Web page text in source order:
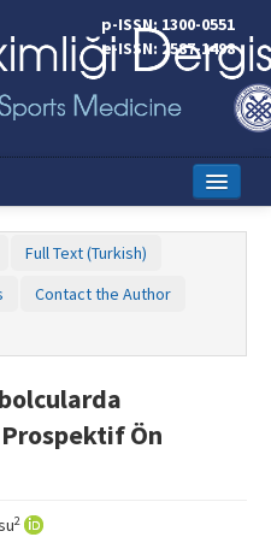
p-ISSN: 1300-0551
e-ISSN: 2587-1498
Full Text (Turkish)
Contact the Author
Ön
2